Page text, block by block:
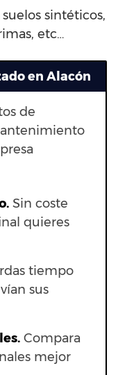
sintéticos,
etc…
en Alacón
de
Sin coste
quieres
tiempo
sus
Compara
mejor